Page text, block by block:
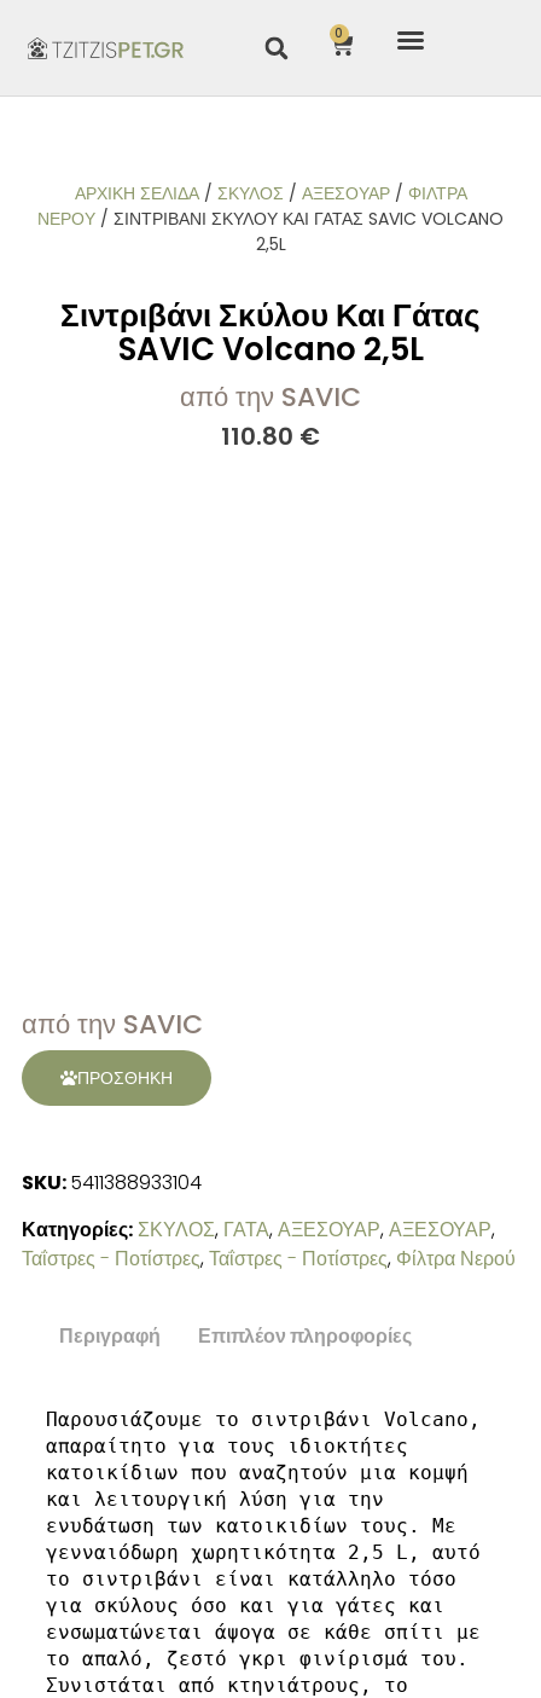
0
ΑΡΧΙΚΉ ΣΕΛΊΔΑ/ ΣΚΥΛΟΣ / ΑΞΕΣΟΥΑΡ/ ΦΊΛΤΡΑ
ΝΕΡΟΎ / ΣΙΝΤΡΙΒΆΝΙ ΣΚΎΛΟΥ ΚΑΙ ΓΆΤΑΣ SAVIC VOLCANO
2,5L
Σιντριβάνι Σκύλου Και Γάτας
SAVIC Volcano 2,5L
από την SAVIC
110.80 €
από την SAVIC
ΠΡΟΣΘΗΚΗ
SKU:5411388933104
Κατηγορίες:ΣΚΥΛΟΣ, ΓΑΤΑ,ΑΞΕΣΟΥΑΡ,ΑΞΕΣΟΥΑΡ,
Ταΐστρες - Ποτίστρες,Ταΐστρες - Ποτίστρες, Φίλτρα Νερού
Περιγραφή Επιπλέον πληροφορίες
Παρουσιάζουμε το σιντριβάνι Volcano,
απαραίτητο για τους ιδιοκτήτες
κατοικίδιων που αναζητούν μια κομψή
και λειτουργική λύση για την
ενυδάτωση των κατοικιδίων τους. Με
γενναιόδωρη χωρητικότητα 2,5 L, αυτό
το σιντριβάνι είναι κατάλληλο τόσο
για σκύλους όσο και για γάτες και
ενσωματώνεται άψογα σε κάθε σπίτι με
το απαλό, ζεστό γκρι φινίρισμά του.
Συνιστάται από κτηνιάτρους, το